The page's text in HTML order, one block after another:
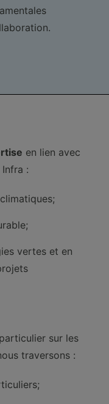
en lien avec
:
vertes et en
sur les
traversons :